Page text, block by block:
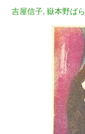
吉屋信子, 嶽本野ばら